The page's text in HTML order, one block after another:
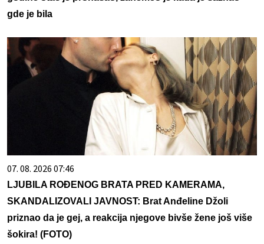
gde je bila
07. 08. 2026 07:46
LJUBILA ROĐENOG BRATA PRED KAMERAMA,
SKANDALIZOVALI JAVNOST: Brat Anđeline Džoli
priznao da je gej, a reakcija njegove bivše žene još više
šokira! (FOTO)